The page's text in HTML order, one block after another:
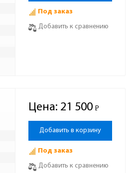
Под заказ
Добавить к сравнению
Цена: 21 500 Р
-
Добавить в корзину
Под заказ
Добавить к сравнению